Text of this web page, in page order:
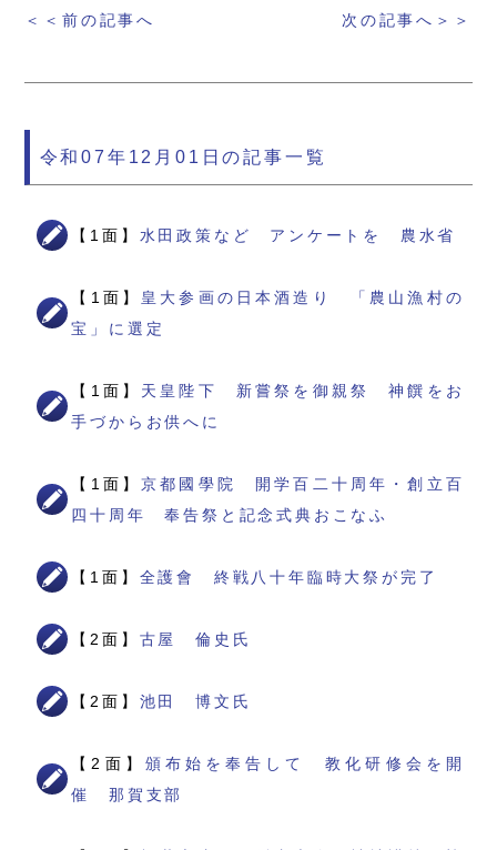
＜＜前の記事へ 次の記事へ＞＞
令和07年12月01日の記事一覧
【1面】 水田政策など アンケートを 農水省
【1面】 皇大参画の日本酒造り 「農山漁村の
宝」に選定
【1面】 天皇陛下 新嘗祭を御親祭 神饌をお
手づからお供へに
【1面】京都國學院 開学百二十周年・創立百
四十周年 奉告祭と記念式典おこなふ
【1面】 全護會 終戦八十年臨時大祭が完了
【2面】 古屋 倫史氏
【2面】 池田 博文氏
【2面】 頒布始を奉告して 教化研修会を開
催 那賀支部